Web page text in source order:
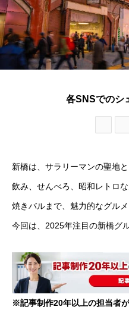
各SNSでのシ
新橋は、サラリーマンの聖地
飲み、せんべろ、昭和レトロ
焼きバルまで、魅力的なグルメ
今回は、2025年注目の新橋グ
※記事制作20年以上の担当者